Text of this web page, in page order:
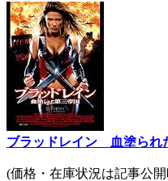
ブラッドレイン 血塗られ
(価格・在庫状況は記事公